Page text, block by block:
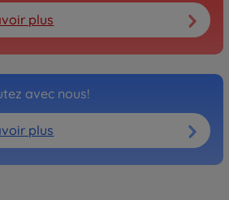
plus
avec nous!
plus